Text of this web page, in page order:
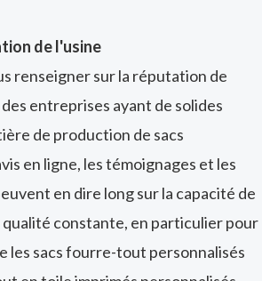
de l'usine
renseigner sur la réputation de
entreprises ayant de solides
de production de sacs
en ligne, les témoignages et les
en dire long sur la capacité de
constante, en particulier pour
les sacs fourre-tout personnalisés